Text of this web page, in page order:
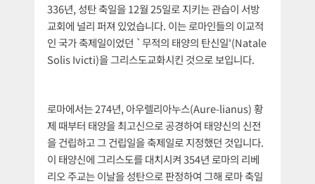
336년, 성탄 축일을 12월 25일로 지키는 관습이 서방
교회에 널리 퍼져 있었습니다. 이는 로마인들의 이교적
인 국가 축제일이었던 `무적의 태양의 탄신일'(Natale
Solis Ivicti)을 그리스도교화시킨 것으로 보입니다.
로마에서는 274년, 아우렐리아누스(Aure-lianus) 황
제 때부터 태양을 최고신으로 공경하여 태양신의 신전
을 건립하고 그 건립일을 축제일로 지정했던 것입니다.
이 태양신에 그리스도를 대치시켜 354년 로마의 리베
리오 주교는 이날을 성탄으로 판정하여 그해 로마 축일